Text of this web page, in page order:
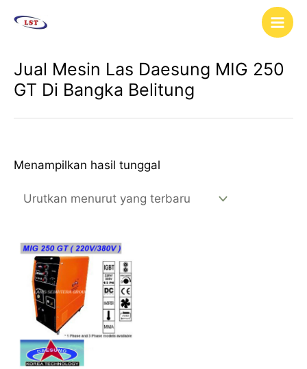
Main
Jual Mesin Las Daesung MIG 250
GT Di Bangka Belitung
Menampilkan hasil tunggal